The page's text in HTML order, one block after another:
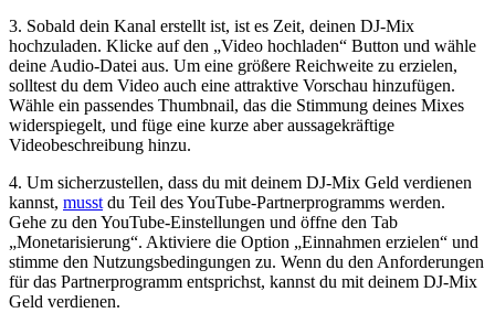
3. Sobald dein Kanal erstellt ​ist, ist es Zeit, deinen DJ-Mix
hochzuladen. Klicke auf‌ den „Video hochladen“ Button und wähle
deine Audio-Datei aus. Um eine größere Reichweite zu erzielen,
solltest du dem Video auch eine attraktive Vorschau‍ hinzufügen.
Wähle ein passendes Thumbnail, das die ‌Stimmung deines⁣ Mixes
widerspiegelt, und⁣ füge eine kurze aber aussagekräftige
Videobeschreibung ⁣hinzu.
4. Um sicherzustellen, dass ⁢du mit⁤ deinem DJ-Mix Geld verdienen
kannst, musst du ⁢Teil⁢ des YouTube-Partnerprogramms werden.
Gehe zu den ​YouTube-Einstellungen und öffne den Tab
„Monetarisierung“. ​Aktiviere die‍ Option⁣ „Einnahmen erzielen“ und
stimme den Nutzungsbedingungen zu. ⁢Wenn du den ⁣Anforderungen
für ⁤das‍ Partnerprogramm entsprichst, kannst du mit deinem DJ-Mix
⁢Geld verdienen.